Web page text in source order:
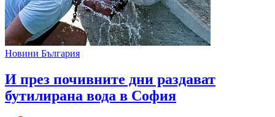
Новини България
И през почивните дни раздават
бутилирана вода в София